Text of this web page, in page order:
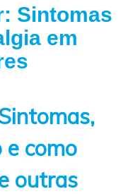
Sintomas
em
e como
outras